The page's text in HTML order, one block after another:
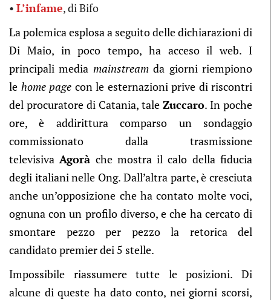
• L’infame, di Bifo
La polemica esplosa a seguito delle dichiarazioni di
Di Maio, in poco tempo, ha acceso il web. I
principali media mainstreamda giorni riempiono
le home page con le esternazioni prive di riscontri
del procuratore di Catania, tale Zuccaro. In poche
ore, è addirittura comparso un sondaggio
commissionato dalla trasmissione
televisivaAgorà che mostra il calo della fiducia
degli italiani nelle Ong. Dall’altra parte, è cresciuta
anche un’opposizione che ha contato molte voci,
ognuna con un profilo diverso, e che ha cercato di
smontare pezzo per pezzo la retorica del
candidato premier dei 5 stelle.
Impossibile riassumere tutte le posizioni. Di
alcune di queste ha dato conto, nei giorni scorsi,